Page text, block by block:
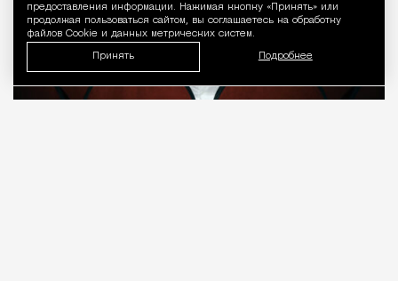
предоставления информации. Нажимая кнопку «Принять» или
продолжая пользоваться сайтом, вы соглашаетесь на обработку
файлов Cookie и данных метрических систем.
Принять Подробнее